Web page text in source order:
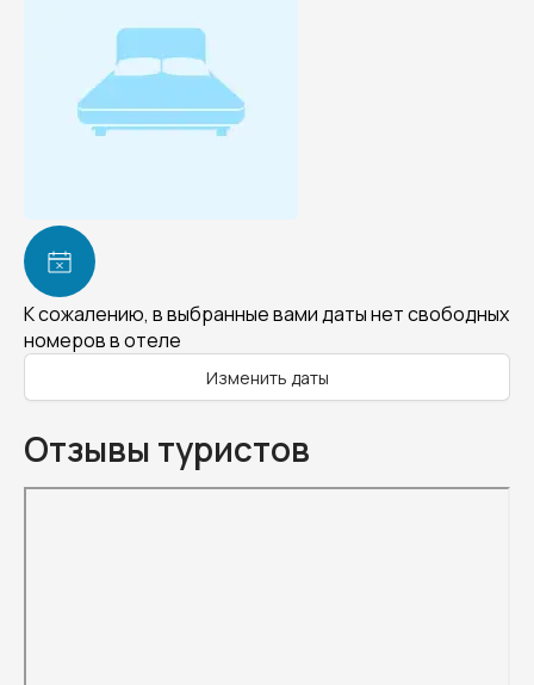
К сожалению, в выбранные вами даты нет свободных
номеров в отеле
Изменить даты
Отзывы туристов